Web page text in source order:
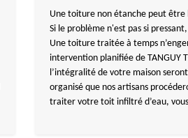
Une toiture non étanche peut
Si le problème n'est pas si
Une toiture traitée à temps
intervention planifiée de TANGUY
l’intégralité de votre maison
organisé que nos artisans
traiter votre toit infiltré d’eau,